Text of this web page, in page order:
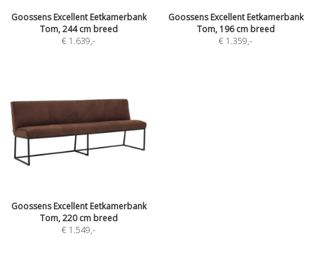
Goossens Excellent Eetkamerbank
Tom, 244 cm breed
€ 1.639,-
Goossens Excellent Eetkamerbank
Tom, 196 cm breed
€ 1.359,-
Goossens Excellent Eetkamerbank
Tom, 220 cm breed
€ 1.549,-